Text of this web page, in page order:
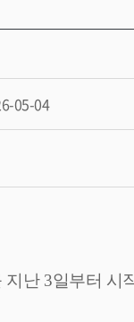
05-04
지난 3일부터 시